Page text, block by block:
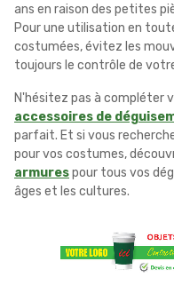
ans en raison des petites
Pour une utilisation en
costumées, évitez les
toujours le contrôle de
N'hésitez pas à compléter
accessoires de
parfait. Et si vous
pour vos costumes,
armurespour tous vos
âges et les cultures.